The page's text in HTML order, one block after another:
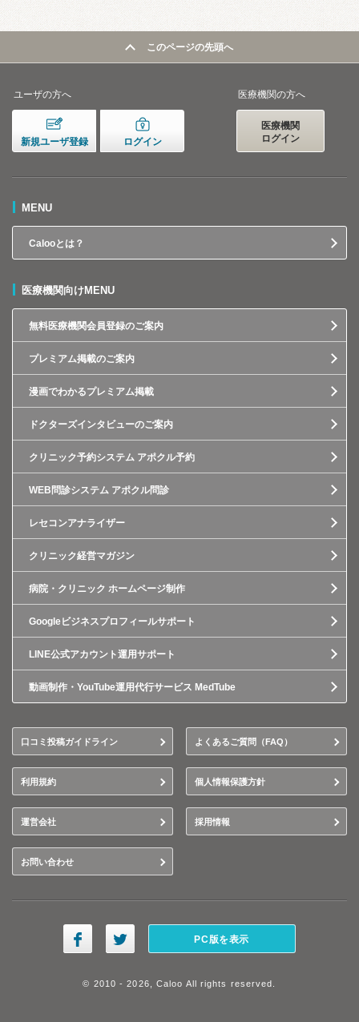
このページの先頭へ
ユーザの方へ
新規ユーザ登録 ログイン
医療機関の方へ
医療機関
ログイン
MENU
Calooとは？
医療機関向けMENU
無料医療機関会員登録のご案内
プレミアム掲載のご案内
漫画でわかるプレミアム掲載
ドクターズインタビューのご案内
クリニック予約システム アポクル予約
WEB問診システム アポクル問診
レセコンアナライザー
クリニック経営マガジン
病院・クリニック ホームページ制作
Googleビジネスプロフィールサポート
LINE公式アカウント運用サポート
動画制作・YouTube運用代行サービス MedTube
口コミ投稿ガイドライン よくあるご質問（FAQ）
利用規約 個人情報保護方針
運営会社 採用情報
お問い合わせ
PC版を表示
© 2010 - 2026, Caloo All rights reserved.